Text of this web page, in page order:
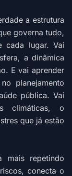
a estrutura
governa tudo,
cada lugar. Vai
a dinâmica
E vai aprender
planejamento
pública. Vai
climáticas, o
que já estão
mais repetindo
conecta o